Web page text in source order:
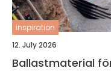
inspiration
12. July 2026
Ballastmaterial